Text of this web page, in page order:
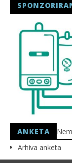
ANKETA
Arhiva anketa